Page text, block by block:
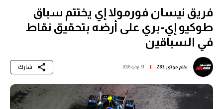
فريق نيسان فورمولا إي يختتم سباق
طوكيو إي-بري على أرضه بتحقيق نقاط
في السباقين
بقلمموتور 283 31 يوليو 2026 شارك